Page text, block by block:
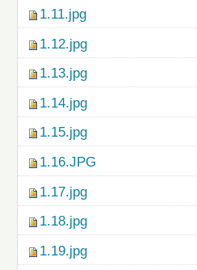
1.11.jpg
1.12.jpg
1.13.jpg
1.14.jpg
1.15.jpg
1.16.JPG
1.17.jpg
1.18.jpg
1.19.jpg